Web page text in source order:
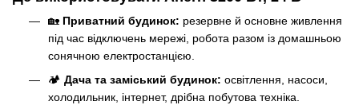
🏡 Приватний будинок: резервне й основне живлення
під час відключень мережі, робота разом із домашньою
сонячною електростанцією.
🏕️ Дача та заміський будинок: освітлення, насоси,
холодильник, інтернет, дрібна побутова техніка.